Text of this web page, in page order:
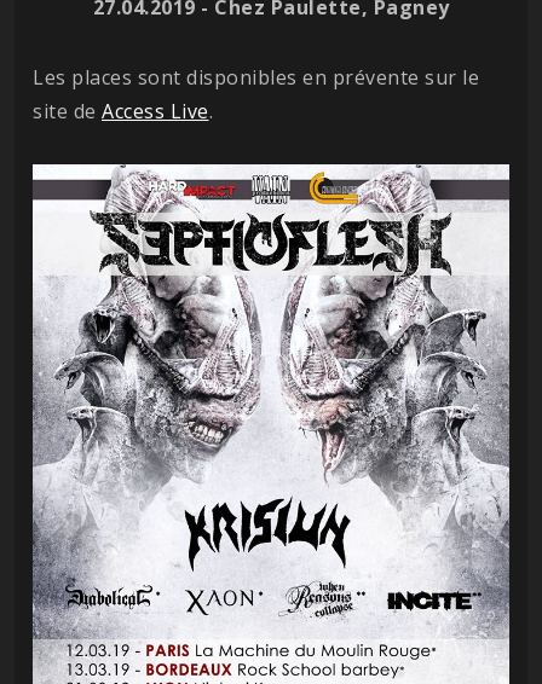
27.04.2019 - Chez Paulette, Pagney
Les places sont disponibles en prévente sur le
site de Access Live.